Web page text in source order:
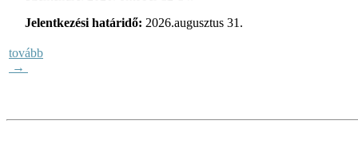
Jelentkezési határidő: 2026.augusztus 31.
tovább
→